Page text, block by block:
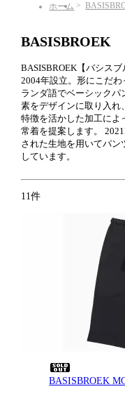
ホーム
BASISBROEK
BASISBROEK【バシスブ
2004年設立。形にこだ
ランダ語でベーシックパ
素をデザインに取り入れ
特徴を活かした加工によ
常着を提案します。
された生地を用いてパン
しています。
11件
BASISBROEK